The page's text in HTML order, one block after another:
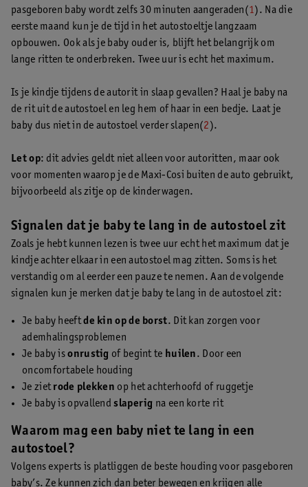
pasgeboren baby wordt zelfs 30 minuten aangeraden(1). Na die
eerste maand kun je de tijd in het autostoeltje langzaam
opbouwen. Ook als je baby ouder is, blijft het belangrijk om
lange ritten te onderbreken. Twee uur is echt het maximum.
Is je kindje tijdens de autorit in slaap gevallen? Haal je baby na
de rit uit de autostoel en leg hem of haar in een bedje. Laat je
baby dus niet in de autostoel verder slapen(2).
Let op: dit advies geldt niet alleen voor autoritten, maar ook
voor momenten waarop je de Maxi-Cosi buiten de auto gebruikt,
bijvoorbeeld als zitje op de kinderwagen.
Signalen dat je baby te lang in de autostoel zit
Zoals je hebt kunnen lezen is twee uur echt het maximum dat je
kindje achter elkaar in een autostoel mag zitten. Soms is het
verstandig om al eerder een pauze te nemen. Aan de volgende
signalen kun je merken dat je baby te lang in de autostoel zit:
Je baby heeftde kin op de borst. Dit kan zorgen voor
ademhalingsproblemen
Je baby isonrustig of begint te huilen. Door een
oncomfortabele houding
Je zietrode plekken op het achterhoofd of ruggetje
Je baby is opvallendslaperig na een korte rit
Waarom mag een baby niet te lang in een
autostoel?
Volgens experts is platliggen de beste houding voor pasgeboren
baby’s. Ze kunnen zich dan beter bewegen en krijgen alle